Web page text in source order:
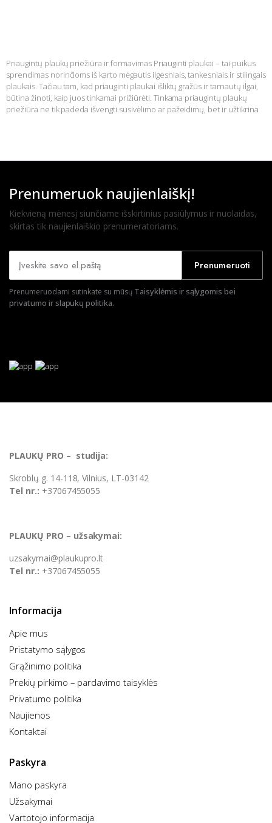
Priaugintų plaukų priežiūra ir formavimas Priauginti plaukai – tai puikus
sprendimas norinčioms iš karto mėgautis ilgesniais, tankesniais ir stilingais
plaukais. Tačiau tam, kad priauginti plaukai išliktų gražūs ir tarnautų ilgai,
būtina žinoti, kaip juos tinkamai prižiūrėti. Tinkama priaugintų plaukų
priežiūra ne tik padeda išvengti susivėlimo ar pažeidimų, bet ir užtikrina
Prenumeruok naujienlaiškį!
Kiekvieną mėnesį siunčiame išskirtinius pasiūlymus ir nuolaidas,
skirtas tik naujienlaiškio prenumeratoriams.
Prenumeruoti
Prenumeruodami sutinkate su mūsų Taisyklėmis ir sąlygomis bei
privatumo ir slapukų politika.
PLAUKŲ PRO – studija:
Skroblų g. 14-118, Vilnius, LT-03142
Tel nr.: +37067455055
PLAUKŲ PRO – užsakymai:
uzsakymai@plaukupro.lt
Tel nr.: +37067455055
Informacija
Apie mus
Pristatymo sąlygos
Grąžinimo politika
Prekių pirkimo – pardavimo taisyklės​
Privatumo politika
Naujienos
Kontaktai
Paskyra
Mano paskyra
Užsakymai
Vartotojo informacija